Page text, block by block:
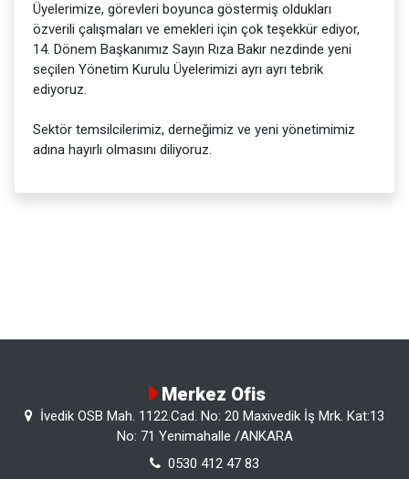
Üyelerimize, görevleri boyunca göstermiş oldukları
özverili çalışmaları ve emekleri için çok teşekkür ediyor,
14. Dönem Başkanımız Sayın Rıza Bakır nezdinde yeni
seçilen Yönetim Kurulu Üyelerimizi ayrı ayrı tebrik
ediyoruz.
Sektör temsilcilerimiz, derneğimiz ve yeni yönetimimiz
adına hayırlı olmasını diliyoruz.
Merkez Ofis
İvedik OSB Mah. 1122.Cad. No: 20 Maxivedik İş Mrk. Kat:13
No: 71 Yenimahalle /ANKARA
0530 412 47 83